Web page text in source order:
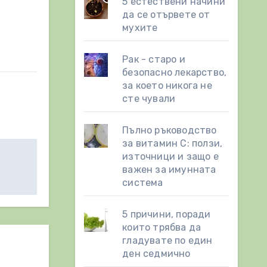
да се отървете от
мухите
Рак - старо и
безопасно лекарство,
за което никога не
сте чували
Пълно ръководство
за витамин С: ползи,
източници и защо е
важен за имунната
система
5 причини, поради
които трябва да
гладувате по един
ден седмично